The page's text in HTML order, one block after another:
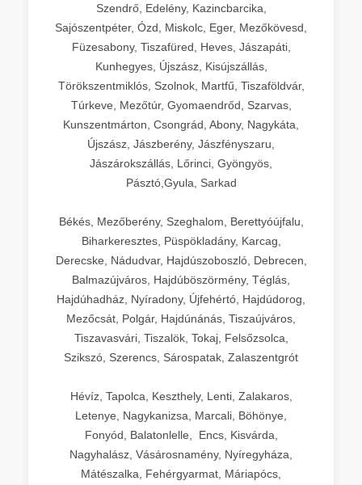
Szendrő, Edelény, Kazincbarcika,
Sajószentpéter, Ózd, Miskolc, Eger, Mezőkövesd,
Füzesabony, Tiszafüred, Heves, Jászapáti,
Kunhegyes, Újszász, Kisújszállás,
Törökszentmiklós, Szolnok, Martfű, Tiszaföldvár,
Túrkeve, Mezőtúr, Gyomaendrőd, Szarvas,
Kunszentmárton, Csongrád, Abony, Nagykáta,
Újszász, Jászberény, Jászfényszaru,
Jászárokszállás, Lőrinci, Gyöngyös,
Pásztó,Gyula, Sarkad
Békés, Mezőberény, Szeghalom, Berettyóújfalu,
Biharkeresztes, Püspökladány, Karcag,
Derecske, Nádudvar, Hajdúszoboszló, Debrecen,
Balmazújváros, Hajdúböszörmény, Téglás,
Hajdúhadház, Nyíradony, Újfehértó, Hajdúdorog,
Mezőcsát, Polgár, Hajdúnánás, Tiszaújváros,
Tiszavasvári, Tiszalök, Tokaj, Felsőzsolca,
Szikszó, Szerencs, Sárospatak, Zalaszentgrót
Hévíz, Tapolca, Keszthely, Lenti, Zalakaros,
Letenye, Nagykanizsa, Marcali, Böhönye,
Fonyód, Balatonlelle, Encs, Kisvárda,
Nagyhalász, Vásárosnamény, Nyíregyháza,
Mátészalka, Fehérgyarmat, Máriapócs,